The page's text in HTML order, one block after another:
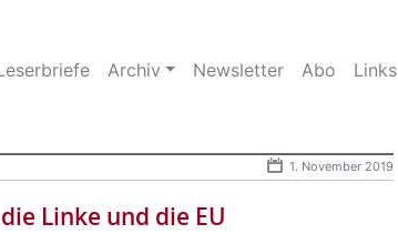
Archiv Newsletter Abo Links
1. November 2019
Linke und die EU